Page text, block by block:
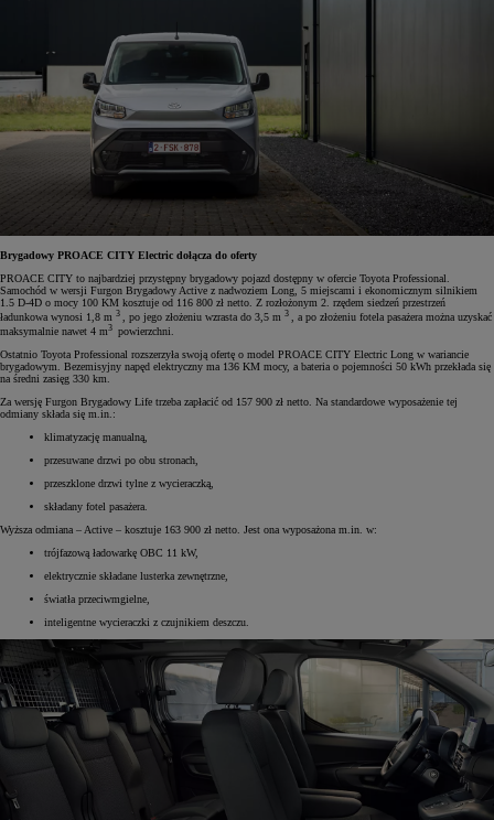
Brygadowy PROACE CITY Electric dołącza do oferty
PROACE CITY to najbardziej przystępny brygadowy pojazd dostępny w ofercie Toyota Professional.
Samochód w wersji Furgon Brygadowy Active z nadwoziem Long, 5 miejscami i ekonomicznym silnikiem
1.5 D-4D o mocy 100 KM kosztuje od 116 800 zł netto. Z rozłożonym 2. rzędem siedzeń przestrzeń
ładunkowa wynosi 1,8 m 3 , po jego złożeniu wzrasta do 3,5 m 3
, a po złożeniu fotela pasażera można uzyskać
maksymalnie nawet 4 m3 powierzchni.
Ostatnio Toyota Professional rozszerzyła swoją ofertę o model PROACE CITY Electric Long w wariancie
brygadowym. Bezemisyjny napęd elektryczny ma 136 KM mocy, a bateria o pojemności 50 kWh przekłada się
na średni zasięg 330 km.
Za wersję Furgon Brygadowy Life trzeba zapłacić od 157 900 zł netto. Na standardowe wyposażenie tej
odmiany składa się m.in.:
klimatyzację manualną,
przesuwane drzwi po obu stronach,
przeszklone drzwi tylne z wycieraczką,
składany fotel pasażera.
Wyższa odmiana – Active – kosztuje 163 900 zł netto. Jest ona wyposażona m.in. w:
trójfazową ładowarkę OBC 11 kW,
elektrycznie składane lusterka zewnętrzne,
światła przeciwmgielne,
inteligentne wycieraczki z czujnikiem deszczu.